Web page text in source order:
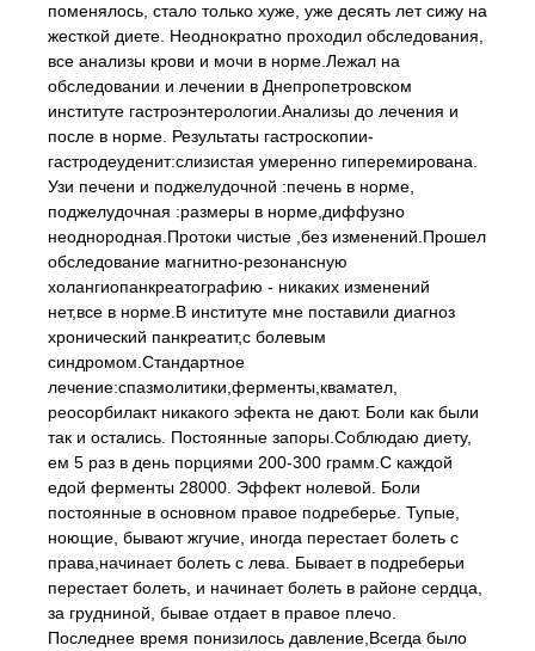
поменялось, стало только хуже, уже десять лет сижу на
жесткой диете. Неоднократно проходил обследования,
все анализы крови и мочи в норме.Лежал на
обследовании и лечении в Днепропетровском
институте гастроэнтерологии.Анализы до лечения и
после в норме. Результаты гастроскопии-
гастродеуденит:слизистая умеренно гиперемирована.
Узи печени и поджелудочной :печень в норме,
поджелудочная :размеры в норме,диффузно
неоднородная.Протоки чистые ,без изменений.Прошел
обследование магнитно-резонансную
холангиопанкреатографию - никаких изменений
нет,все в норме.В институте мне поставили диагноз
хронический панкреатит,с болевым
синдромом.Стандартное
лечение:спазмолитики,ферменты,квамател,
реосорбилакт никакого эфекта не дают. Боли как были
так и остались. Постоянные запоры.Соблюдаю диету,
ем 5 раз в день порциями 200-300 грамм.С каждой
едой ферменты 28000. Эффект нолевой. Боли
постоянные в основном правое подреберье. Тупые,
ноющие, бывают жгучие, иногда перестает болеть с
права,начинает болеть с лева. Бывает в подреберьи
перестает болеть, и начинает болеть в районе сердца,
за грудниной, бывае отдает в правое плечо.
Последнее время понизилось давление,Всегда было